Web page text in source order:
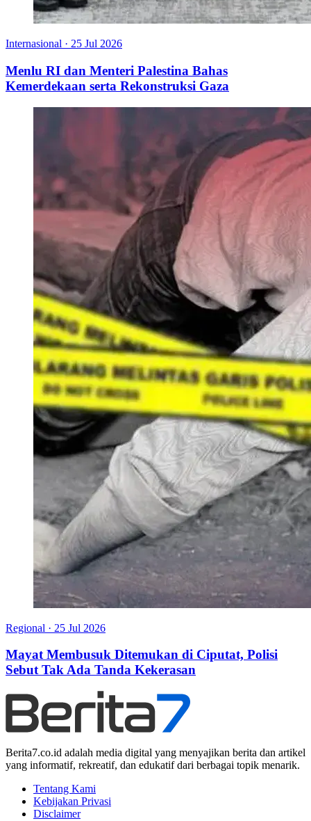
Internasional · 25 Jul 2026
Menlu RI dan Menteri Palestina Bahas
Kemerdekaan serta Rekonstruksi Gaza
Regional · 25 Jul 2026
Mayat Membusuk Ditemukan di Ciputat, Polisi
Sebut Tak Ada Tanda Kekerasan
Berita7.co.id adalah media digital yang menyajikan berita dan artikel
yang informatif, rekreatif, dan edukatif dari berbagai topik menarik.
Tentang Kami
Kebijakan Privasi
Disclaimer